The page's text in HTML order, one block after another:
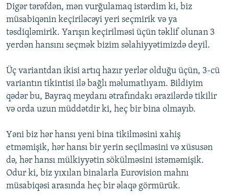
Digər tərəfdən, mən vurğulamaq istərdim ki, biz
müsabiqənin keçiriləcəyi yeri seçmirik və ya
təsdiqləmirik. Yarışın keçirilməsi üçün təklif olunan 3
yerdən hansını seçmək bizim səlahiyyətimizdə deyil.
Üç variantdan ikisi artıq hazır yerlər olduğu üçün, 3-cü
variantın tikintisi ilə bağlı məlumatlıyam. Bildiyim
qədər bu, Bayraq meydanı ətrafındakı ərazilərdə tikilir
və orda uzun müddətdir ki, heç bir bina olmayıb.
Yəni biz hər hansı yeni bina tikilməsini xahiş
etməmişik, hər hansı bir yerin seçilməsini və xüsusən
də, hər hansı mülkiyyətin sökülməsini istəməmişik.
Odur ki, biz yıxılan binalarla Eurovision mahnı
müsabiqəsi arasında heç bir əlaqə görmürük.